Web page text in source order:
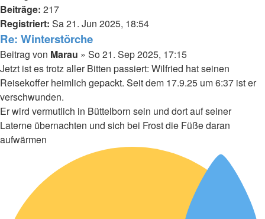
Beiträge: 217
Registriert: Sa 21. Jun 2025, 18:54
Re: Winterstörche
Beitrag von Marau » So 21. Sep 2025, 17:15
Jetzt ist es trotz aller Bitten passiert: Wilfried hat seinen
Reisekoffer heimlich gepackt. Seit dem 17.9.25 um 6:37 ist er
verschwunden.
Er wird vermutlich in Büttelborn sein und dort auf seiner
Laterne übernachten und sich bei Frost die Füße daran
aufwärmen